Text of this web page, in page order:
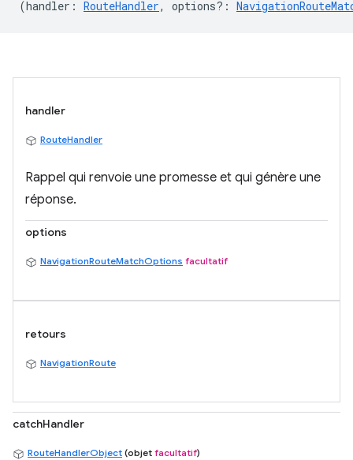
(handler : RouteHandler, options? :
handler
RouteHandler
Rappel qui renvoie une promesse et qui génère une
réponse.
options
NavigationRouteMatchOptions facultatif
retours
NavigationRoute
catchHandler
RouteHandlerObject (objet facultatif)